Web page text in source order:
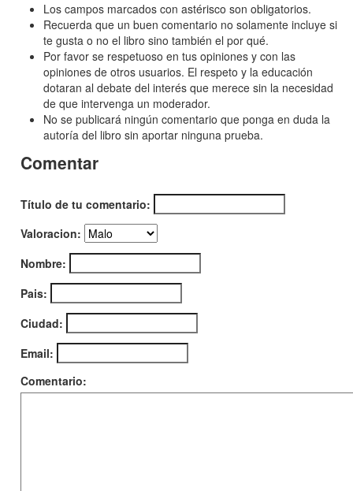
Los campos marcados con astérisco son obligatorios.
Recuerda que un buen comentario no solamente incluye si
te gusta o no el libro sino también el por qué.
Por favor se respetuoso en tus opiniones y con las
opiniones de otros usuarios. El respeto y la educación
dotaran al debate del interés que merece sin la necesidad
de que intervenga un moderador.
No se publicará ningún comentario que ponga en duda la
autoría del libro sin aportar ninguna prueba.
Comentar
Título de tu comentario:
Valoracion:
Nombre:
Pais:
Ciudad:
Email:
Comentario: